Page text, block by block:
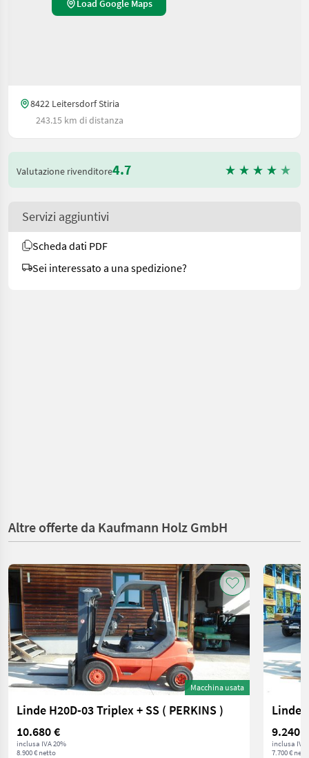
Load Google Maps
8422 Leitersdorf Stiria
243.15 km di distanza
Valutazione rivenditore4.7
Servizi aggiuntivi
Scheda dati PDF
Sei interessato a una spedizione?
Altre offerte da Kaufmann Holz GmbH
Macchina usata
Linde H20D-03 Triplex + SS ( PERKINS )
10.680 €
inclusa IVA 20%
8.900 € netto
Linde
9.240 €
inclusa IVA
7.700 €